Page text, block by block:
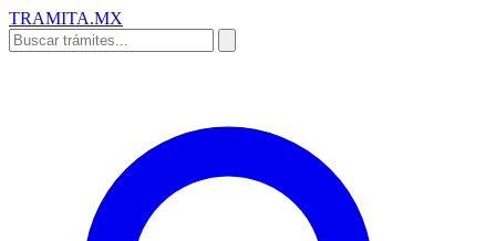
TRAMITA.MX